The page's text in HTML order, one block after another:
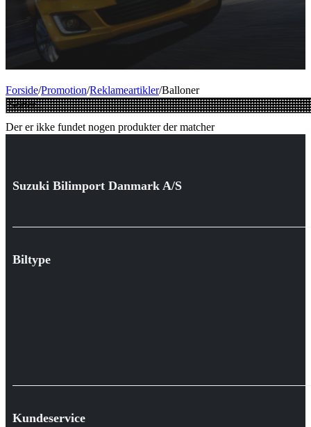
Forside/Promotion/Reklameartikler/Balloner
Der er ikke fundet nogen produkter der matcher
Suzuki Bilimport Danmark A/S
Biltype
Kundeservice